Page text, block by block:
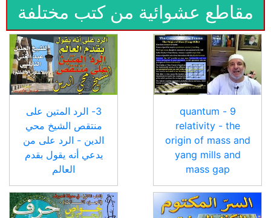
مقاطع عشوائية من كتب مختلفة
9 - quantum
relativity - the
origin of mass and
yang mills and
mass gap
3- الرد المتين على
منتقص الشيخ محي
الدين - الرد على من
يدعي أنه يقول بقدم
العالم